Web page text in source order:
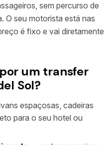
sem percurso de
O seu motorista está nas
é fixo e vai diretamente
um transfer
Sol?
espaçosas, cadeiras
para o seu hotel ou